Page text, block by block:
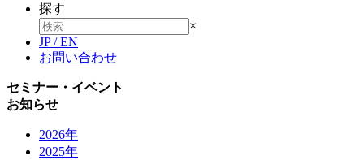
探す
×
JP/EN
お問い合わせ
セミナー・イベント
お知らせ
2026年
2025年